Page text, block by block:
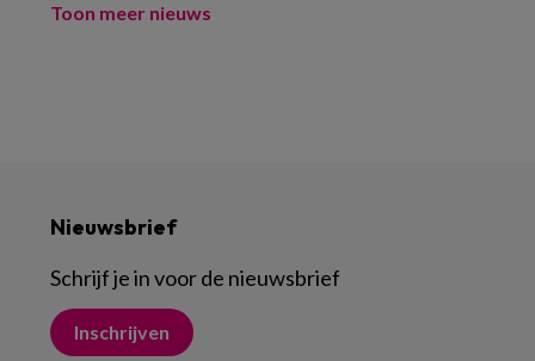
Toon meer nieuws
Nieuwsbrief
Schrijf je in voor de nieuwsbrief
Inschrijven